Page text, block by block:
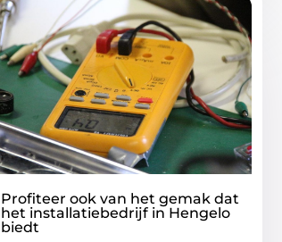
Profiteer ook van het gemak dat
het installatiebedrijf in Hengelo
biedt